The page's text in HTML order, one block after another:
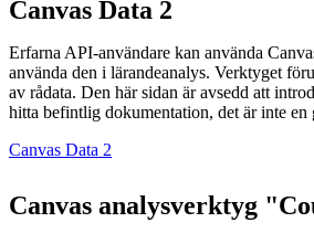
Canvas Data 2
Erfarna API-användare kan använda
använda den i lärandeanalys. Verktyget
av rådata. Den här sidan är avsedd att
hitta befintlig dokumentation, det är inte en
Canvas Data 2
Canvas analysverktyg